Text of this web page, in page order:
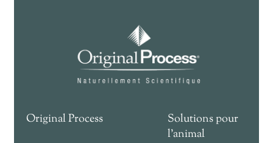
Original Process
Solutions pour
l'animal